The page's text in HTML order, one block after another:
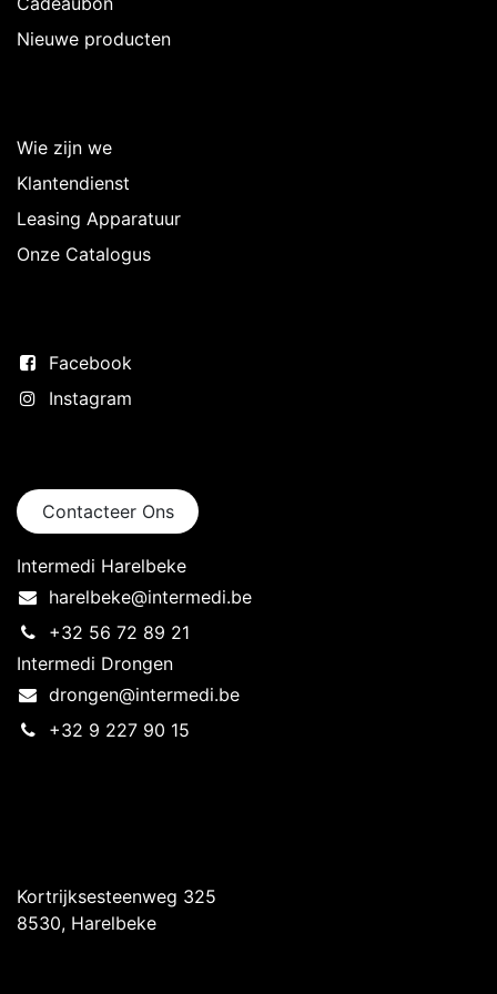
Nieuwe producten
Wie zijn we
Klantendienst
Leasing Apparatuur
Onze Catalogus
Facebook
Instagram
Contacteer Ons
Intermedi Harelbeke
harelbeke@intermedi.be
+32 56 72 89 21
Intermedi Drongen
drongen@intermedi.be
+32 9 227 90 15
Kortrijksesteenweg 325
8530, Harelbeke